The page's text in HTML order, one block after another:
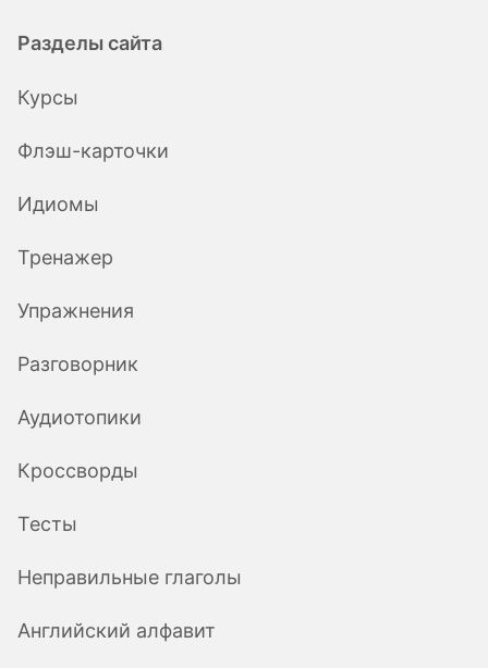
Разделы сайта
Курсы
Флэш-карточки
Идиомы
Тренажер
Упражнения
Разговорник
Аудиотопики
Кроссворды
Тесты
Неправильные глаголы
Английский алфавит